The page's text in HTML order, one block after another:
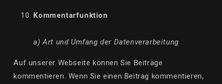
Kommentarfunktion
a) Art und Umfang der Datenverarbeitung
Auf unserer Webseite können Sie Beiträge
kommentieren. Wenn Sie einen Beitrag kommentieren,